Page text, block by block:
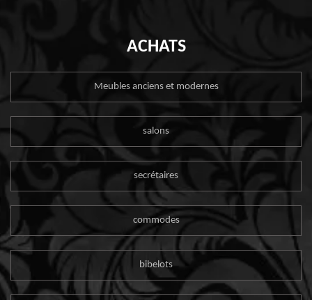
ACHATS
Meubles anciens et modernes
salons
secrétaires
commodes
bibelots